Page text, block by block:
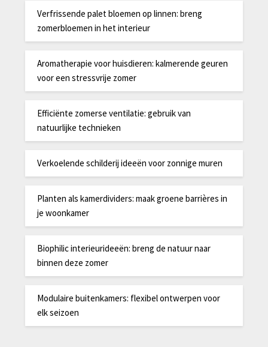
Verfrissende palet bloemen op linnen: breng
zomerbloemen in het interieur
Aromatherapie voor huisdieren: kalmerende geuren
voor een stressvrije zomer
Efficiënte zomerse ventilatie: gebruik van
natuurlijke technieken
Verkoelende schilderij ideeën voor zonnige muren
Planten als kamerdividers: maak groene barrières in
je woonkamer
Biophilic interieurideeën: breng de natuur naar
binnen deze zomer
Modulaire buitenkamers: flexibel ontwerpen voor
elk seizoen